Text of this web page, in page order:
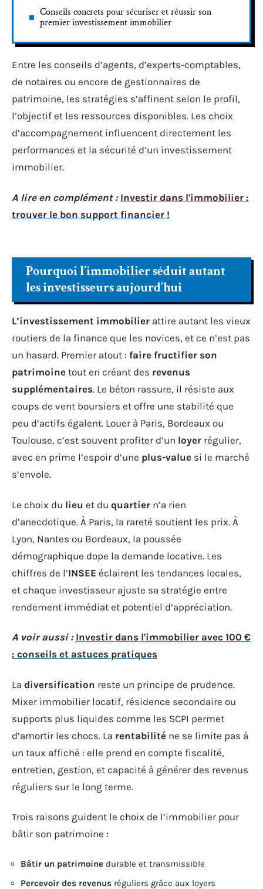
Conseils concrets pour sécuriser et réussir son
premier investissement immobilier
Entre les conseils d’agents, d’experts-comptables,
de notaires ou encore de gestionnaires de
patrimoine, les stratégies s’affinent selon le profil,
l’objectif et les ressources disponibles. Les choix
d’accompagnement influencent directement les
performances et la sécurité d’un investissement
immobilier.
A lire en complément : Investir dans l'immobilier :
trouver le bon support financier !
Pourquoi l’immobilier séduit autant
les investisseurs aujourd’hui
L’investissement immobilier attire autant les vieux
routiers de la finance que les novices, et ce n’est pas
un hasard. Premier atout : faire fructifier son
patrimoine tout en créant des revenus
supplémentaires. Le béton rassure, il résiste aux
coups de vent boursiers et offre une stabilité que
peu d’actifs égalent. Louer à Paris, Bordeaux ou
Toulouse, c’est souvent profiter d’un loyer régulier,
avec en prime l’espoir d’une plus-value si le marché
s’envole.
Le choix du lieu et du quartier n’a rien
d’anecdotique. À Paris, la rareté soutient les prix. À
Lyon, Nantes ou Bordeaux, la poussée
démographique dope la demande locative. Les
chiffres de l’INSEE éclairent les tendances locales,
et chaque investisseur ajuste sa stratégie entre
rendement immédiat et potentiel d’appréciation.
A voir aussi : Investir dans l'immobilier avec 100 €
: conseils et astuces pratiques
La diversification reste un principe de prudence.
Mixer immobilier locatif, résidence secondaire ou
supports plus liquides comme les SCPI permet
d’amortir les chocs. La rentabilité ne se limite pas à
un taux affiché : elle prend en compte fiscalité,
entretien, gestion, et capacité à générer des revenus
réguliers sur le long terme.
Trois raisons guident le choix de l’immobilier pour
bâtir son patrimoine :
Bâtir un patrimoine durable et transmissible
Percevoir des revenus réguliers grâce aux loyers